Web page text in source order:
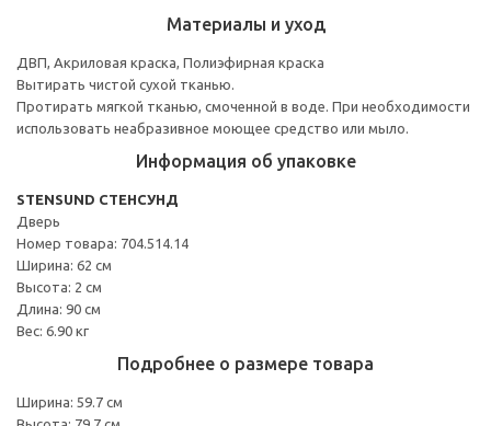
Материалы и уход
ДВП, Акриловая краска, Полиэфирная краска
Вытирать чистой сухой тканью.
Протирать мягкой тканью, смоченной в воде. При необходимости
использовать неабразивное моющее средство или мыло.
Информация об упаковке
STENSUND СТЕНСУНД
Дверь
Номер товара: 704.514.14
Ширина: 62 см
Высота: 2 см
Длина: 90 см
Вес: 6.90 кг
Подробнее о размере товара
Ширина: 59.7 см